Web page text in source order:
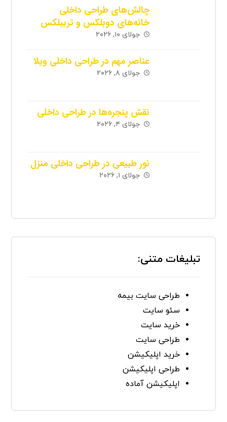
چالش‌های طراحی داخلی
خانه‌های دوبلکس و تریبلکس
جولای ۱۰, ۲۰۲۶
عناصر مهم در طراحی داخلی ویلا
جولای ۸, ۲۰۲۶
نقش پنجره‌ها در طراحی داخلی
جولای ۴, ۲۰۲۶
نور طبیعی در طراحی داخلی منزل
جولای ۱, ۲۰۲۶
تبلیغات متنی:
طراحی سایت بیمه
سئو سایت
خرید سایت
طراحی سایت
خرید اپلیکیشن
طراحی اپلیکیشن
اپلیکیشن آماده